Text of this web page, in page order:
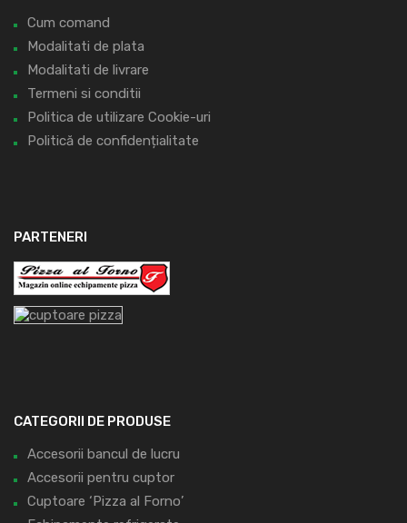
Cum comand
Modalitati de plata
Modalitati de livrare
Termeni si conditii
Politica de utilizare Cookie-uri
Politică de confidențialitate
PARTENERI
CATEGORII DE PRODUSE
Accesorii bancul de lucru
Accesorii pentru cuptor
Cuptoare ‘Pizza al Forno’